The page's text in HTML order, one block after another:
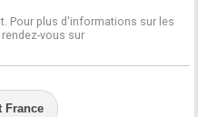
Pour plus d'informations sur les
vous sur
France